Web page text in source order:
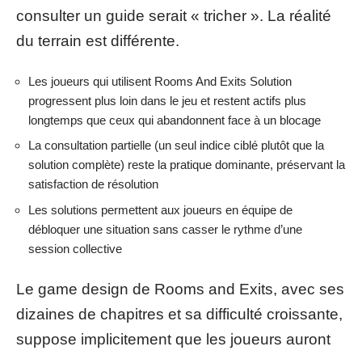
consulter un guide serait « tricher ». La réalité
du terrain est différente.
Les joueurs qui utilisent Rooms And Exits Solution
progressent plus loin dans le jeu et restent actifs plus
longtemps que ceux qui abandonnent face à un blocage
La consultation partielle (un seul indice ciblé plutôt que la
solution complète) reste la pratique dominante, préservant la
satisfaction de résolution
Les solutions permettent aux joueurs en équipe de
débloquer une situation sans casser le rythme d’une
session collective
Le game design de Rooms and Exits, avec ses
dizaines de chapitres et sa difficulté croissante,
suppose implicitement que les joueurs auront